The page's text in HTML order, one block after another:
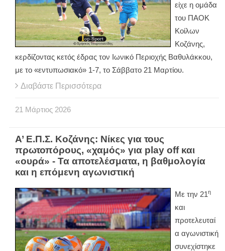
είχε η ομάδα
του ΠΑΟΚ
Κοίλων
Κοζάνης,
κερδίζοντας κετός έδρας τον Ιωνικό Περιοχής Βαθυλάκκου,
με το «εντυπωσιακό» 1-7, το Σάββατο 21 Μαρτίου.
Διαβάστε Περισσότερα
21 Μάρτιος 2026
Α’ Ε.Π.Σ. Κοζάνης: Νίκες για τους
πρωτοπόρους, «χαμός» για play off και
«ουρά» - Τα αποτελέσματα, η βαθμολογία
και η επόμενη αγωνιστική
Με την 21η
και
προτελευταί
α αγωνιστική
συνεχίστηκε